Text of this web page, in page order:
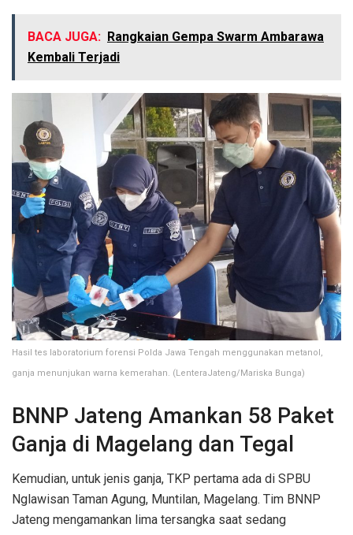
BACA JUGA: Rangkaian Gempa Swarm Ambarawa
Kembali Terjadi
Hasil tes laboratorium forensi Polda Jawa Tengah menggunakan metanol,
ganja menunjukan warna kemerahan. (LenteraJateng/Mariska Bunga)
BNNP Jateng Amankan 58 Paket
Ganja di Magelang dan Tegal
Kemudian, untuk jenis ganja, TKP pertama ada di SPBU
Nglawisan Taman Agung, Muntilan, Magelang. Tim BNNP
Jateng mengamankan lima tersangka saat sedang